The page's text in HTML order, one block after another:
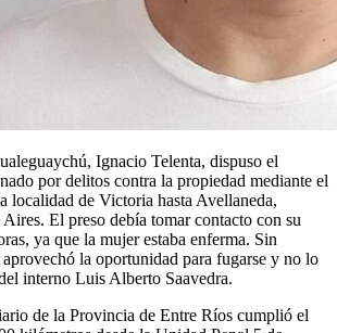
Ignacio Telenta, dispuso el
por delitos contra la propiedad mediante el
localidad de Victoria hasta Avellaneda,
El preso debía tomar contacto con su
ya que la mujer estaba enferma. Sin
la oportunidad para fugarse y no lo
interno Luis Alberto Saavedra.
de la Provincia de Entre Ríos cumplió el